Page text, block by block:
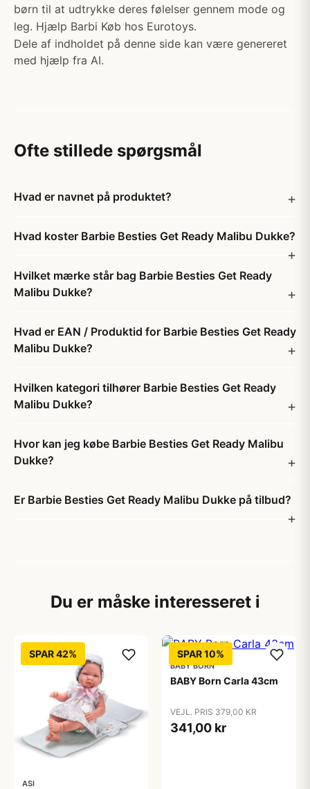
børn til at udtrykke deres følelser gennem mode og
leg. Hjælp Barbi Køb hos Eurotoys.
Dele af indholdet på denne side kan være genereret
med hjælp fra AI.
Ofte stillede spørgsmål
Hvad er navnet på produktet?
Hvad koster Barbie Besties Get Ready Malibu Dukke?
Hvilket mærke står bag Barbie Besties Get Ready
Malibu Dukke?
Hvad er EAN / Produktid for Barbie Besties Get Ready
Malibu Dukke?
Hvilken kategori tilhører Barbie Besties Get Ready
Malibu Dukke?
Hvor kan jeg købe Barbie Besties Get Ready Malibu
Dukke?
Er Barbie Besties Get Ready Malibu Dukke på tilbud?
Du er måske interesseret i
SPAR 42%
ASI
SPAR 10%
BABY BORN
BABY Born Carla 43cm
VEJL. PRIS 379,00 KR
341,00 kr